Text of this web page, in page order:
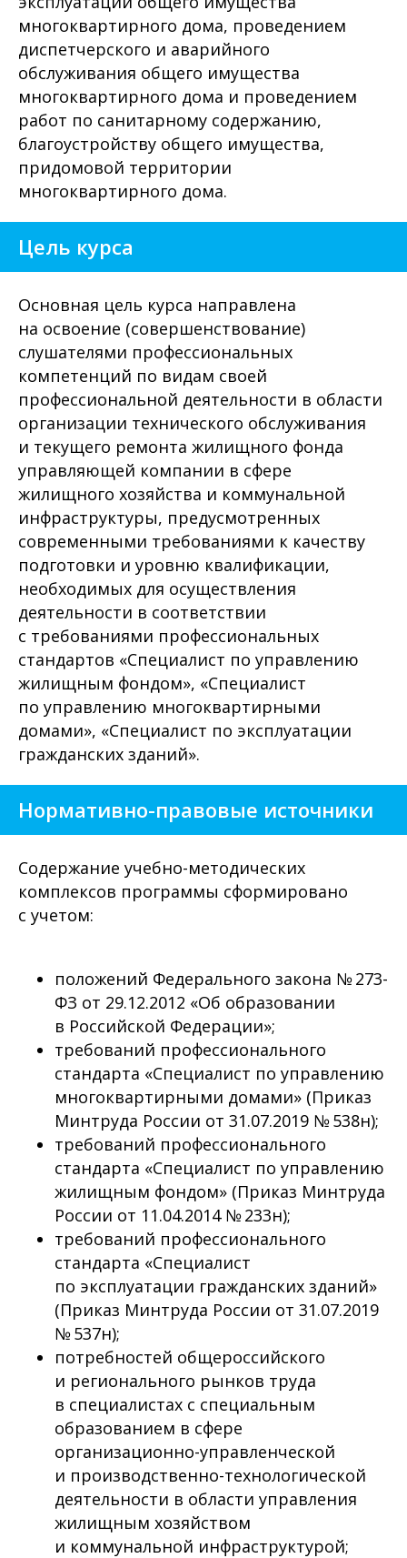
многоквартирного дома, проведением
диспетчерского и аварийного
обслуживания общего имущества
многоквартирного дома и проведением
работ по санитарному содержанию,
благоустройству общего имущества,
придомовой территории
многоквартирного дома.
Цель курса
Основная цель курса направлена
на освоение (совершенствование)
слушателями профессиональных
компетенций по видам своей
профессиональной деятельности в области
организации технического обслуживания
и текущего ремонта жилищного фонда
управляющей компании в сфере
жилищного хозяйства и коммунальной
инфраструктуры, предусмотренных
современными требованиями к качеству
подготовки и уровню квалификации,
необходимых для осуществления
деятельности в соответствии
с требованиями профессиональных
стандартов «Специалист по управлению
жилищным фондом», «Специалист
по управлению многоквартирными
домами», «Специалист по эксплуатации
гражданских зданий».
Нормативно-правовые источники
Содержание учебно-методических
комплексов программы сформировано
с учетом:
положений Федерального закона № 273-
ФЗ от 29.12.2012 «Об образовании
в Российской Федерации»;
требований профессионального
стандарта «Специалист по управлению
многоквартирными домами» (Приказ
Минтруда России от 31.07.2019 № 538н);
требований профессионального
стандарта «Специалист по управлению
жилищным фондом» (Приказ Минтруда
России от 11.04.2014 № 233н);
требований профессионального
стандарта «Специалист
по эксплуатации гражданских зданий»
(Приказ Минтруда России от 31.07.2019
№ 537н);
потребностей общероссийского
и регионального рынков труда
в специалистах с специальным
образованием в сфере
организационно-управленческой
и производственно-технологической
деятельности в области управления
жилищным хозяйством
и коммунальной инфраструктурой;